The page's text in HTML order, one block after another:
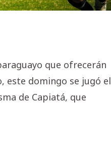
que ofrecerán
este domingo se jugó el
de Capiatá, que